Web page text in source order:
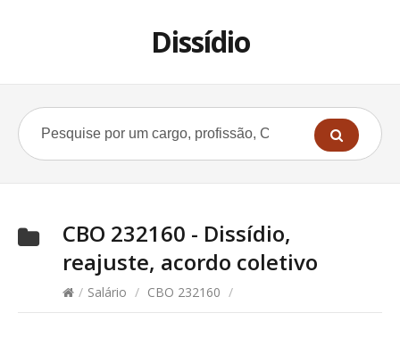
Dissídio
CBO 232160 - Dissídio,
reajuste, acordo coletivo
/ Salário / CBO 232160 /